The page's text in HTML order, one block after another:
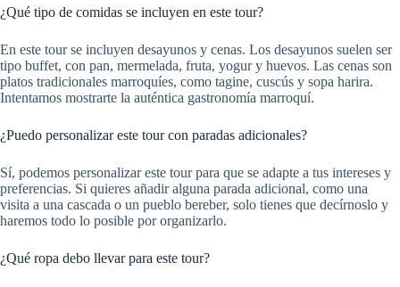
¿Qué tipo de comidas se incluyen en este tour?
En este tour se incluyen desayunos y cenas. Los desayunos suelen ser
tipo buffet, con pan, mermelada, fruta, yogur y huevos. Las cenas son
platos tradicionales marroquíes, como tagine, cuscús y sopa harira.
Intentamos mostrarte la auténtica gastronomía marroquí.
¿Puedo personalizar este tour con paradas adicionales?
Sí, podemos personalizar este tour para que se adapte a tus intereses y
preferencias. Si quieres añadir alguna parada adicional, como una
visita a una cascada o un pueblo bereber, solo tienes que decírnoslo y
haremos todo lo posible por organizarlo.
¿Qué ropa debo llevar para este tour?